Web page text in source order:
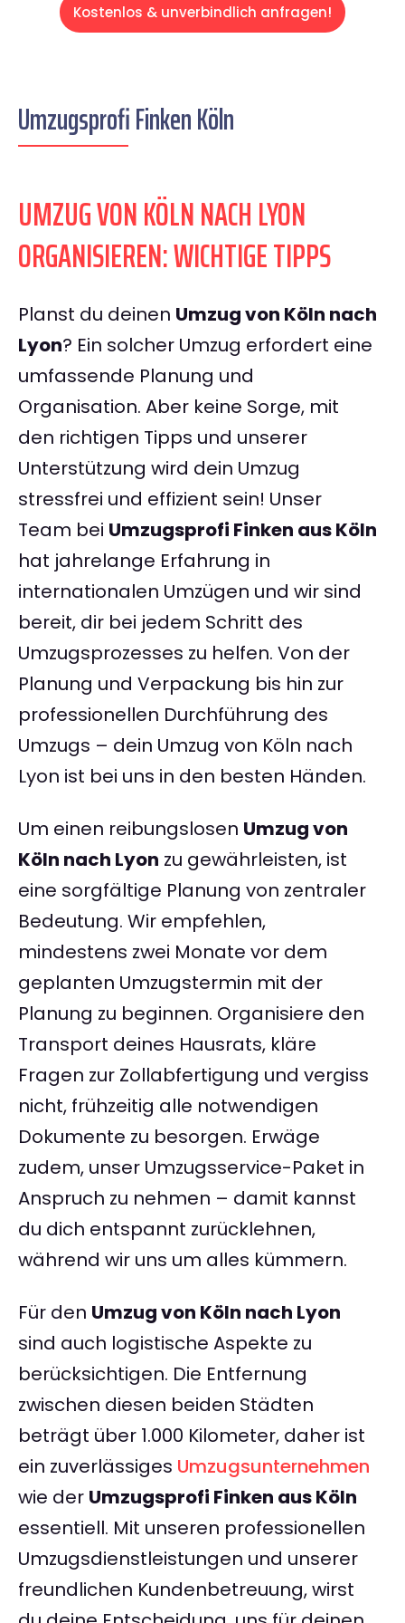
Kostenlos & unverbindlich anfragen!
Umzugsprofi Finken Köln
UMZUG VON KÖLN NACH LYON
ORGANISIEREN: WICHTIGE TIPPS
Planst du deinen Umzug von Köln nach
Lyon? Ein solcher Umzug erfordert eine
umfassende Planung und
Organisation. Aber keine Sorge, mit
den richtigen Tipps und unserer
Unterstützung wird dein Umzug
stressfrei und effizient sein! Unser
Team bei Umzugsprofi Finken aus Köln
hat jahrelange Erfahrung in
internationalen Umzügen und wir sind
bereit, dir bei jedem Schritt des
Umzugsprozesses zu helfen. Von der
Planung und Verpackung bis hin zur
professionellen Durchführung des
Umzugs – dein Umzug von Köln nach
Lyon ist bei uns in den besten Händen.
Um einen reibungslosen Umzug von
Köln nach Lyon zu gewährleisten, ist
eine sorgfältige Planung von zentraler
Bedeutung. Wir empfehlen,
mindestens zwei Monate vor dem
geplanten Umzugstermin mit der
Planung zu beginnen. Organisiere den
Transport deines Hausrats, kläre
Fragen zur Zollabfertigung und vergiss
nicht, frühzeitig alle notwendigen
Dokumente zu besorgen. Erwäge
zudem, unser Umzugsservice-Paket in
Anspruch zu nehmen – damit kannst
du dich entspannt zurücklehnen,
während wir uns um alles kümmern.
Für den Umzug von Köln nach Lyon
sind auch logistische Aspekte zu
berücksichtigen. Die Entfernung
zwischen diesen beiden Städten
beträgt über 1.000 Kilometer, daher ist
ein zuverlässiges Umzugsunternehmen
wie der Umzugsprofi Finken aus Köln
essentiell. Mit unseren professionellen
Umzugsdienstleistungen und unserer
freundlichen Kundenbetreuung, wirst